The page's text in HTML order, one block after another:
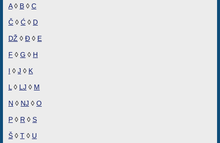
A◊ B ◊ C
Č ◊ Ć ◊ D
DŽ ◊ Đ ◊ E
F ◊ G ◊ H
I ◊ J ◊ K
L ◊ LJ ◊ M
N ◊ NJ ◊ O
P ◊ R ◊ S
Š ◊ T ◊ U